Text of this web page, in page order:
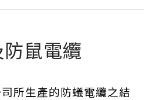
鼠電纜
所生產的防蟻電纜之結